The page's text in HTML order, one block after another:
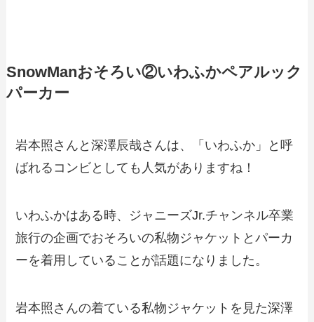
SnowManおそろい②いわふかペアルック
パーカー
岩本照さんと深澤辰哉さんは、「いわふか」と呼
ばれるコンビとしても人気がありますね！
いわふかはある時、ジャニーズJr.チャンネル卒業
旅行の企画でおそろいの私物ジャケットとパーカ
ーを着用していることが話題になりました。
岩本照さんの着ている私物ジャケットを見た深澤